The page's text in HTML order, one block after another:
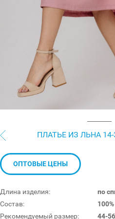
ПЛАТЬЕ ИЗ ЛЬНА
Длина изделия:
по
Состав:
Рекомендуемый размер:
44-
ОПТОВЫЕ ЦЕНЫ